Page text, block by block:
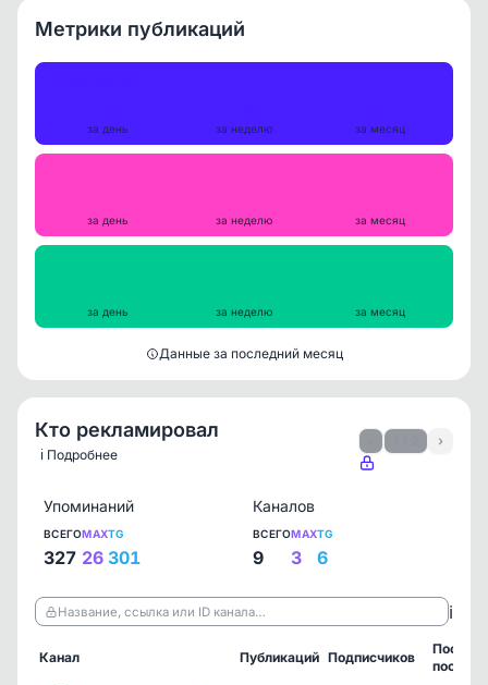
Метрики публикаций
за день за неделю за месяц
за день за неделю за месяц
за день за неделю за месяц
Данные за последний месяц
Кто рекламировал
ℹ️ Подробнее
›
Упоминаний
ВСЕГО
327
MAX
26
TG
301
Каналов
ВСЕГО
9
MAX
3
TG
6
Название, ссылка или ID канала… ℹ️
Канал Публикаций Подписчиков
пост